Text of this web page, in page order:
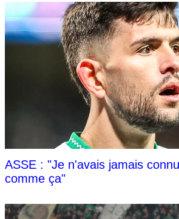
ASSE : "Je n'avais jamais
comme ça"